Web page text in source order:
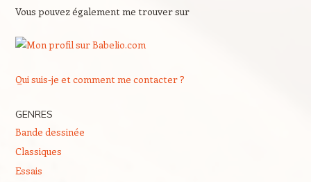
Vous pouvez également me trouver sur
Qui suis-je et comment me contacter ?
GENRES
Bande dessinée
Classiques
Essais